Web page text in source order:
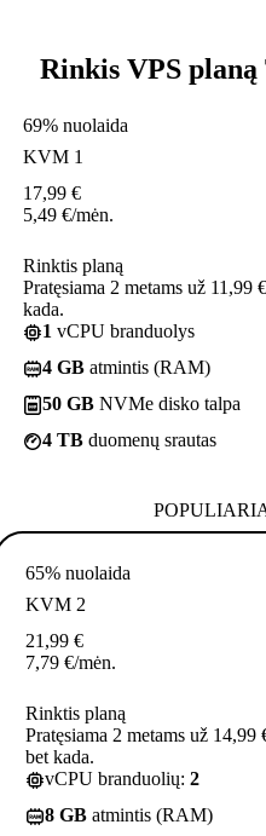
Rinkis VPS
69% nuolaida
KVM 1
17,99 €
5,49 €/mėn.
Rinktis planą
Pratęsiama 2 metams už 11,99
kada.
1 vCPU branduolys
4 GB atmintis (RAM)
50 GB NVMe disko talpa
4 TB duomenų srautas
65% nuolaida
KVM 2
21,99 €
7,79 €/mėn.
Rinktis planą
Pratęsiama 2 metams už 14,99
bet kada.
vCPU branduolių: 2
8 GB atmintis (RAM)